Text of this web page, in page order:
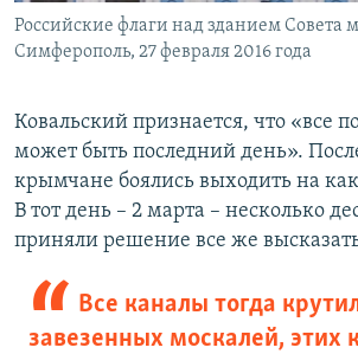
Российские флаги над зданием Совета
Симферополь, 27 февраля 2016 года
Ковальский признается, что «все
может быть последний день».
крымчане боялись выходить на
В тот день – 2 марта – несколько
приняли решение все же
Все каналы тогда
завезенных москалей, этих